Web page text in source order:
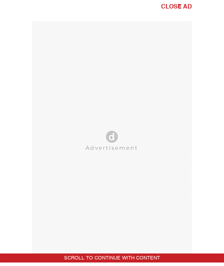
CLOSE AD
SCROLL TO CONTINUE WITH CONTENT